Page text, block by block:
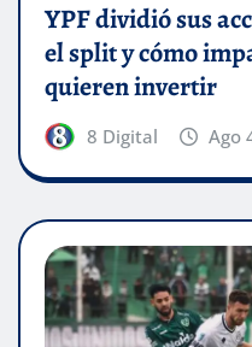
YPF dividió sus
el split y cómo
quieren invertir
8 Digital Ago